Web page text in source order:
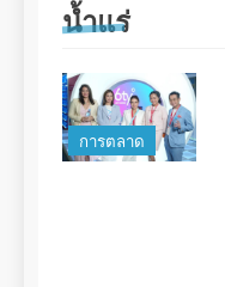
น้ำแร่
การตลาด